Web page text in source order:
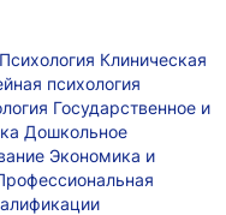
Психология Клиническая
психология
Государственное и
Дошкольное
Экономика и